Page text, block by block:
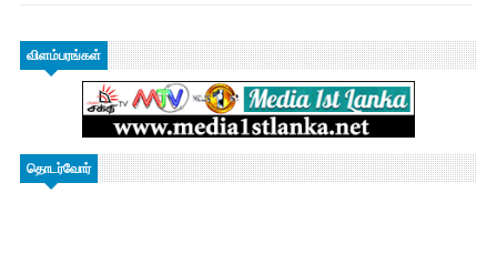
விளம்பரங்கள்
தொடர்வோர்